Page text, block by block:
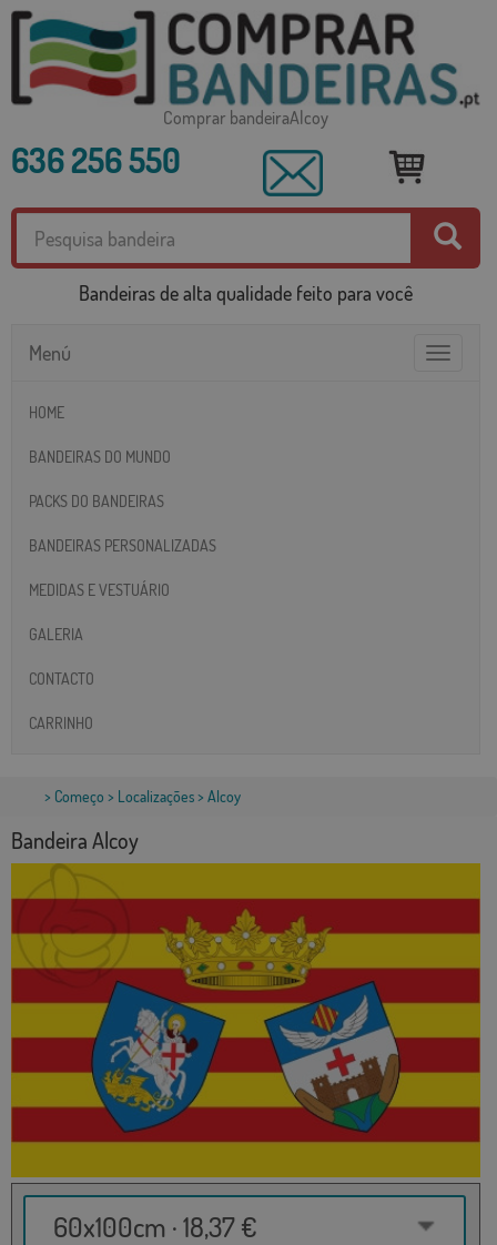
Comprar bandeiraAlcoy
636 256 550
Bandeiras de alta qualidade feito para você
Toggle
Menú
HOME
BANDEIRAS DO MUNDO
PACKS DO BANDEIRAS
BANDEIRAS PERSONALIZADAS
MEDIDAS E VESTUÁRIO
GALERIA
CONTACTO
CARRINHO
> Começo > Localizações> Alcoy
Bandeira Alcoy
60x100cm · 18,37 €